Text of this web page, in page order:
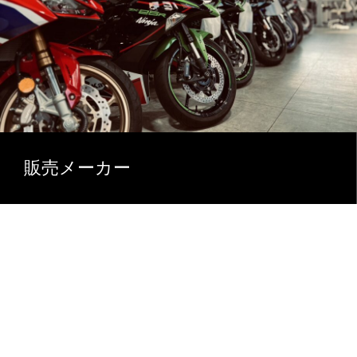
販売メーカー